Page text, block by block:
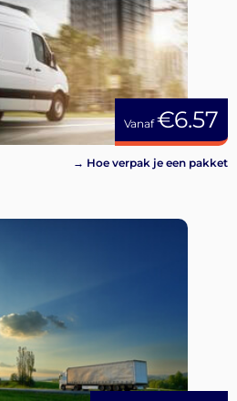
Vanaf€6.57
→ Hoe verpak je een pakket